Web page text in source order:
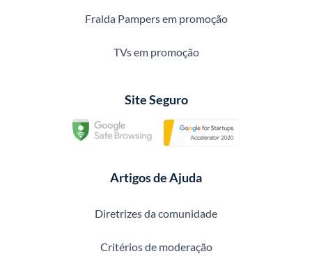
Fralda Pampers em promoção
TVs em promoção
Site Seguro
Artigos de Ajuda
Diretrizes da comunidade
Critérios de moderação